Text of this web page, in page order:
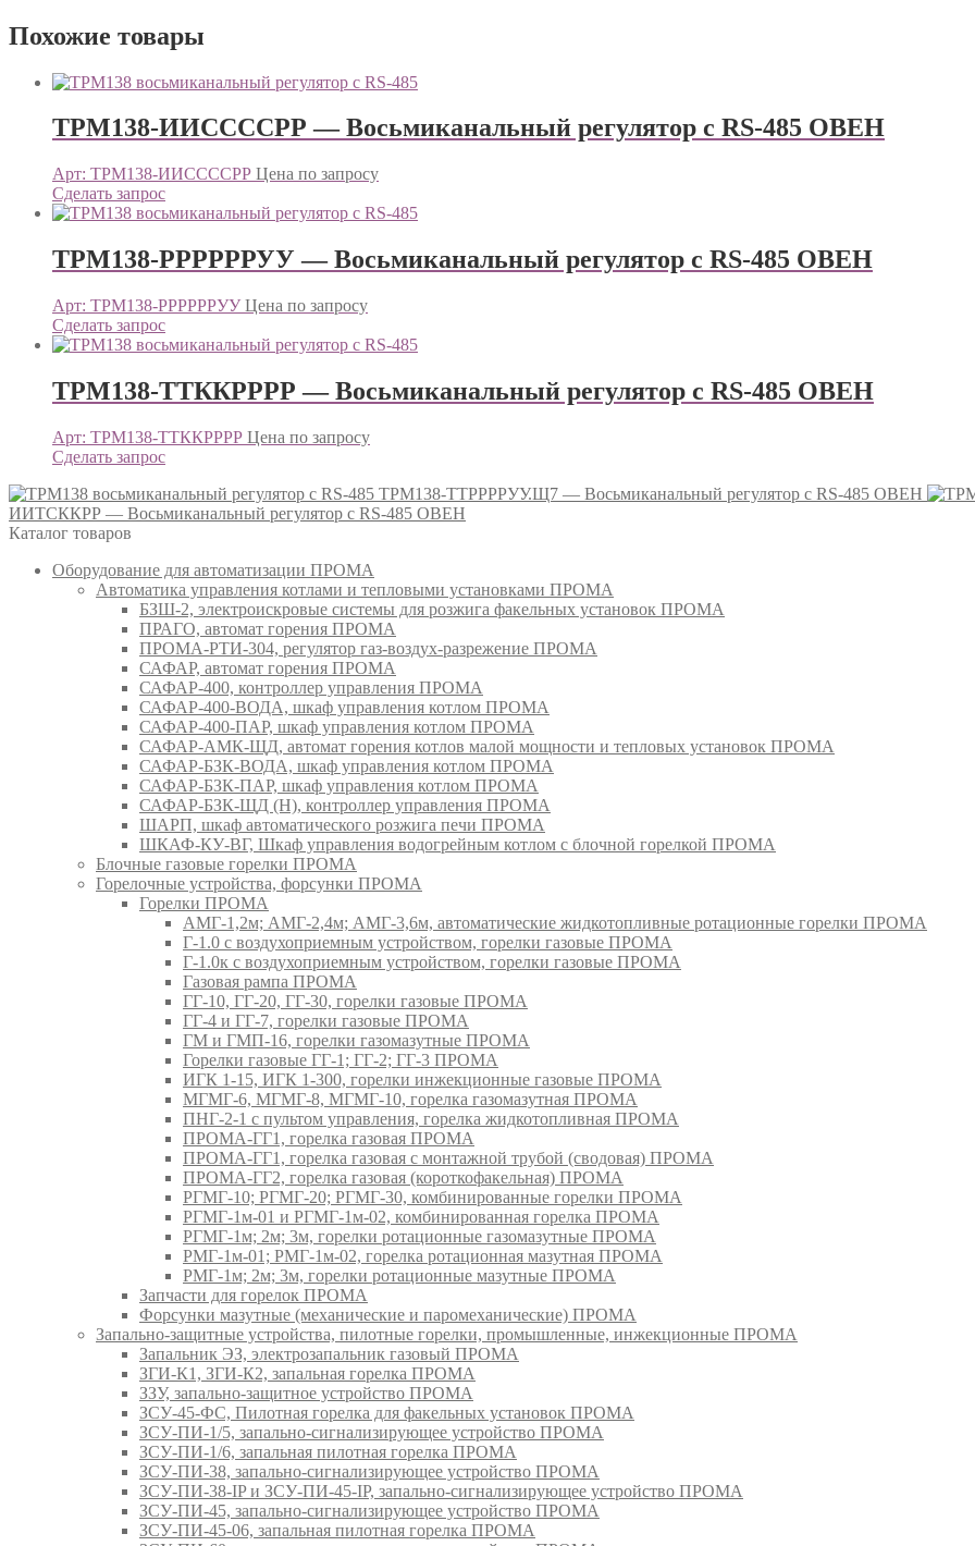
Похожие товары
ТРМ138-ИИССССРР — Восьмиканальный регулятор с RS-485 ОВЕН
Арт: ТРМ138-ИИССССРР Цена по запросу
Сделать запрос
ТРМ138-РРРРРРУУ — Восьмиканальный регулятор с RS-485 ОВЕН
Арт: ТРМ138-РРРРРРУУ Цена по запросу
Сделать запрос
ТРМ138-ТТККРРРР — Восьмиканальный регулятор с RS-485 ОВЕН
Арт: ТРМ138-ТТККРРРР Цена по запросу
Сделать запрос
ТРМ138-ТТРРРРУУ.Щ7 — Восьмиканальный регулятор с RS-485 ОВЕН
ИИТСККРР — Восьмиканальный регулятор с RS-485 ОВЕН
Каталог товаров
Оборудование для автоматизации ПРОМА
Автоматика управления котлами и тепловыми установками ПРОМА
БЗШ-2, электроискровые системы для розжига факельных установок ПРОМА
ПРАГО, автомат горения ПРОМА
ПРОМА-РТИ-304, регулятор газ-воздух-разрежение ПРОМА
САФАР, автомат горения ПРОМА
САФАР-400, контроллер управления ПРОМА
САФАР-400-ВОДА, шкаф управления котлом ПРОМА
САФАР-400-ПАР, шкаф управления котлом ПРОМА
САФАР-АМК-ЩД, автомат горения котлов малой мощности и тепловых установок ПРОМА
САФАР-БЗК-ВОДА, шкаф управления котлом ПРОМА
САФАР-БЗК-ПАР, шкаф управления котлом ПРОМА
САФАР-БЗК-ЩД (Н), контроллер управления ПРОМА
ШАРП, шкаф автоматического розжига печи ПРОМА
ШКАФ-КУ-ВГ, Шкаф управления водогрейным котлом с блочной горелкой ПРОМА
Блочные газовые горелки ПРОМА
Горелочные устройства, форсунки ПРОМА
Горелки ПРОМА
АМГ-1,2м; АМГ-2,4м; АМГ-3,6м, автоматические жидкотопливные ротационные горелки ПРОМА
Г-1.0 с воздухоприемным устройством, горелки газовые ПРОМА
Г-1.0к с воздухоприемным устройством, горелки газовые ПРОМА
Газовая рампа ПРОМА
ГГ-10, ГГ-20, ГГ-30, горелки газовые ПРОМА
ГГ-4 и ГГ-7, горелки газовые ПРОМА
ГМ и ГМП-16, горелки газомазутные ПРОМА
Горелки газовые ГГ-1; ГГ-2; ГГ-3 ПРОМА
ИГК 1-15, ИГК 1-300, горелки инжекционные газовые ПРОМА
МГМГ-6, МГМГ-8, МГМГ-10, горелка газомазутная ПРОМА
ПНГ-2-1 с пультом управления, горелка жидкотопливная ПРОМА
ПРОМА-ГГ1, горелка газовая ПРОМА
ПРОМА-ГГ1, горелка газовая с монтажной трубой (сводовая) ПРОМА
ПРОМА-ГГ2, горелка газовая (короткофакельная) ПРОМА
РГМГ-10; РГМГ-20; РГМГ-30, комбинированные горелки ПРОМА
РГМГ-1м-01 и РГМГ-1м-02, комбинированная горелка ПРОМА
РГМГ-1м; 2м; 3м, горелки ротационные газомазутные ПРОМА
РМГ-1м-01; РМГ-1м-02, горелка ротационная мазутная ПРОМА
РМГ-1м; 2м; 3м, горелки ротационные мазутные ПРОМА
Запчасти для горелок ПРОМА
Форсунки мазутные (механические и паромеханические) ПРОМА
Запально-защитные устройства, пилотные горелки, промышленные, инжекционные ПРОМА
Запальник ЭЗ, электрозапальник газовый ПРОМА
ЗГИ-К1, ЗГИ-К2, запальная горелка ПРОМА
ЗЗУ, запально-защитное устройство ПРОМА
ЗСУ-45-ФС, Пилотная горелка для факельных установок ПРОМА
ЗСУ-ПИ-1/5, запально-сигнализирующее устройство ПРОМА
ЗСУ-ПИ-1/6, запальная пилотная горелка ПРОМА
ЗСУ-ПИ-38, запально-сигнализирующее устройство ПРОМА
ЗСУ-ПИ-38-IP и ЗСУ-ПИ-45-IP, запально-сигнализирующее устройство ПРОМА
ЗСУ-ПИ-45, запально-сигнализирующее устройство ПРОМА
ЗСУ-ПИ-45-06, запальная пилотная горелка ПРОМА